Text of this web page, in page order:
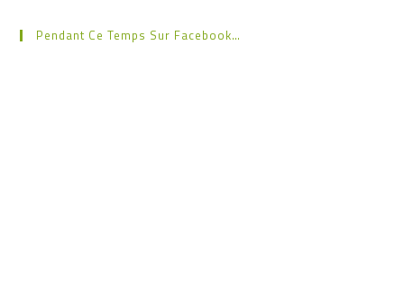
Pendant Ce Temps Sur Facebook…